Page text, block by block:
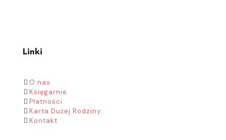
Linki
O nas
Księgarnie
Płatności
Karta Dużej Rodziny
Kontakt